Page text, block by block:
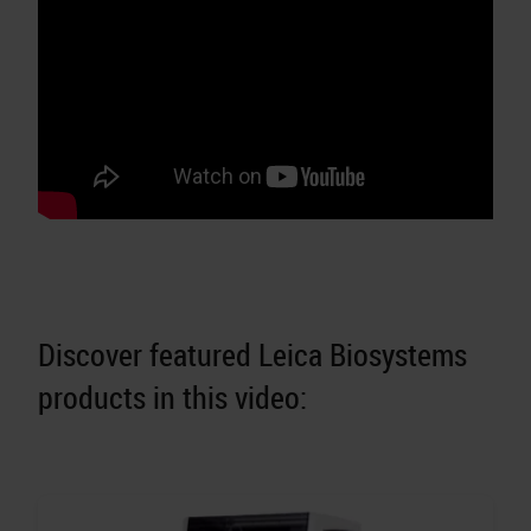
Discover featured Leica Biosystems
products in this video: